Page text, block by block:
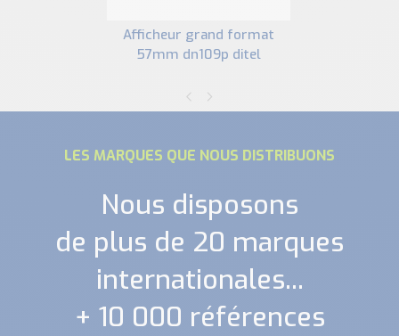
afficheur grand format
57mm dn109p ditel
LES MARQUES QUE NOUS DISTRIBUONS
Nous disposons
de plus de 20 marques
internationales...
+ 10 000 références